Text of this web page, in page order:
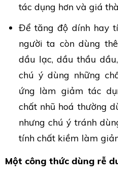
tác dụng hơn và giá
Để tăng độ dính hay
người ta còn dùng
dầu lạc, dầu thầu
chú ý dùng những
ứng làm giảm tác
chất nhũ hoá thường
nhưng chú ý tránh
tính chất kiềm làm
Một công thức dùng rễ